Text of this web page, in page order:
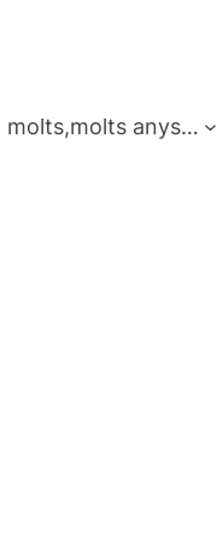
molts,molts anys…